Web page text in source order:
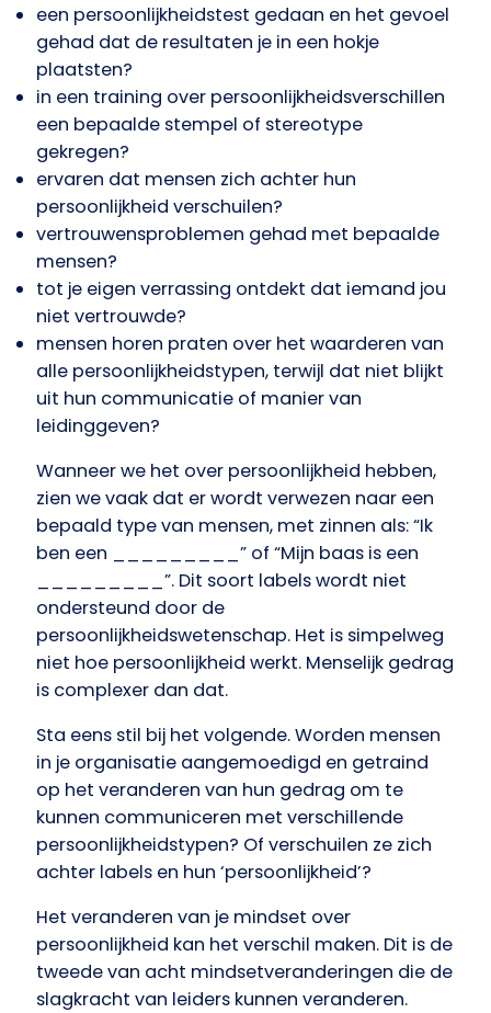
een persoonlijkheidstest gedaan en het gevoel
gehad dat de resultaten je in een hokje
plaatsten?
in een training over persoonlijkheidsverschillen
een bepaalde stempel of stereotype
gekregen?
ervaren dat mensen zich achter hun
persoonlijkheid verschuilen?
vertrouwensproblemen gehad met bepaalde
mensen?
tot je eigen verrassing ontdekt dat iemand jou
niet vertrouwde?
mensen horen praten over het waarderen van
alle persoonlijkheidstypen, terwijl dat niet blijkt
uit hun communicatie of manier van
leidinggeven?
Wanneer we het over persoonlijkheid hebben,
zien we vaak dat er wordt verwezen naar een
bepaald type van mensen, met zinnen als: “Ik
ben een _________” of “Mijn baas is een
_________”. Dit soort labels wordt niet
ondersteund door de
persoonlijkheidswetenschap. Het is simpelweg
niet hoe persoonlijkheid werkt. Menselijk gedrag
is complexer dan dat.
Sta eens stil bij het volgende. Worden mensen
in je organisatie aangemoedigd en getraind
op het veranderen van hun gedrag om te
kunnen communiceren met verschillende
persoonlijkheidstypen? Of verschuilen ze zich
achter labels en hun ‘persoonlijkheid’?
Het veranderen van je mindset over
persoonlijkheid kan het verschil maken. Dit is de
tweede van acht mindsetveranderingen die de
slagkracht van leiders kunnen veranderen.